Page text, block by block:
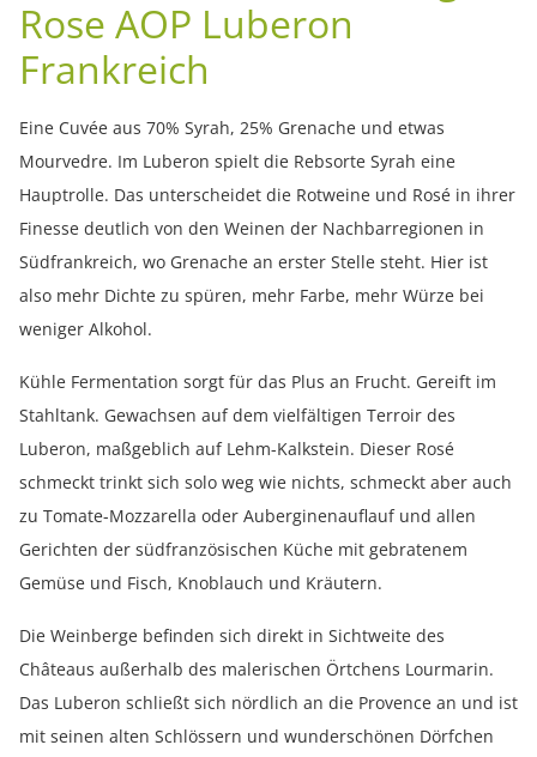
Rose AOP Luberon
Frankreich
Eine Cuvée aus 70% Syrah, 25% Grenache und etwas
Mourvedre. Im Luberon spielt die Rebsorte Syrah eine
Hauptrolle. Das unterscheidet die Rotweine und Rosé in ihrer
Finesse deutlich von den Weinen der Nachbarregionen in
Südfrankreich, wo Grenache an erster Stelle steht. Hier ist
also mehr Dichte zu spüren, mehr Farbe, mehr Würze bei
weniger Alkohol.
Kühle Fermentation sorgt für das Plus an Frucht. Gereift im
Stahltank. Gewachsen auf dem vielfältigen Terroir des
Luberon, maßgeblich auf Lehm-Kalkstein. Dieser Rosé
schmeckt trinkt sich solo weg wie nichts, schmeckt aber auch
zu Tomate-Mozzarella oder Auberginenauflauf und allen
Gerichten der südfranzösischen Küche mit gebratenem
Gemüse und Fisch, Knoblauch und Kräutern.
Die Weinberge befinden sich direkt in Sichtweite des
Châteaus außerhalb des malerischen Örtchens Lourmarin.
Das Luberon schließt sich nördlich an die Provence an und ist
mit seinen alten Schlössern und wunderschönen Dörfchen